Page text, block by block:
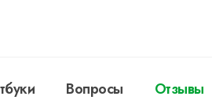
Вопросы Отзывы